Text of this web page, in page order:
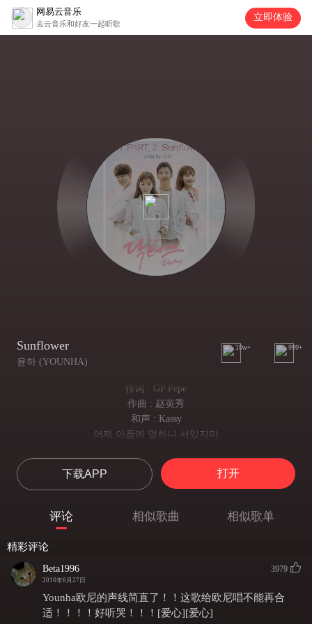
网易云音乐
去云音乐和好友一起听歌
立即体验
Sunflower
윤하 (YOUNHA)
10w+ 999+
作词 : GP Pepe
作曲 : 赵英秀
和声 : Kassy
어제 아픔에 멍하니 서있지마
외롭다고 아파하지마
不要说孤独 不要说痛
내가 꿈꿨던 이길이 맞는건지
我曾梦想过的这条路是对的吗
불안한 난 뒤돌아 봤어
还会露出笑容吗
욕심이 많아 아팠던 날들
下载APP 打开
评论 相似歌曲 相似歌单
精彩评论
Beta1996
2016年6月27日
3979
Younha欧尼的声线简直了！！这歌给欧尼唱不能再合
适！！！！好听哭！！！[爱心][爱心]